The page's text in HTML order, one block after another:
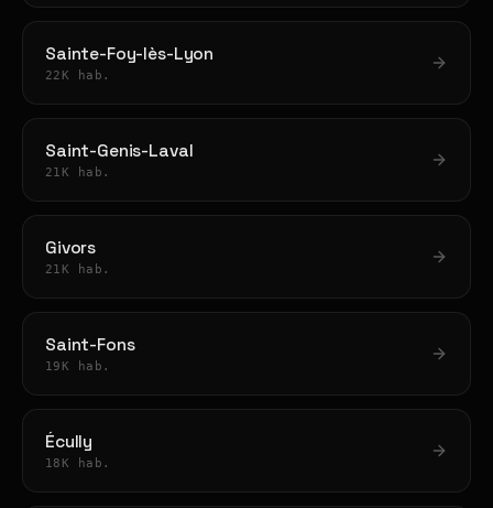
Sainte-Foy-lès-Lyon
22K hab.
Saint-Genis-Laval
21K hab.
Givors
21K hab.
Saint-Fons
19K hab.
Écully
18K hab.